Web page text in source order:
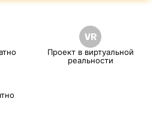
Проект в виртуальной
реальности